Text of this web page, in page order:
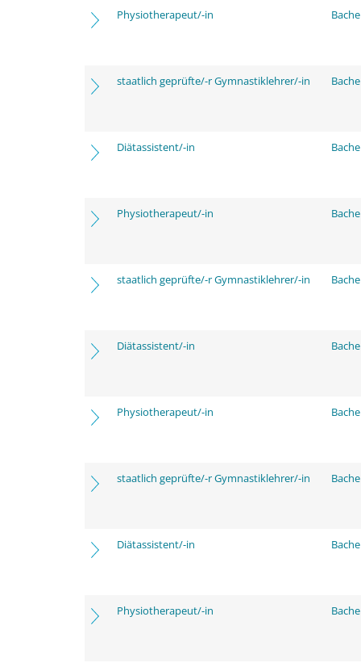
Physiotherapeut/-in
staatlich geprüfte/-r Gymnastiklehrer/-in
Diätassistent/-in
Physiotherapeut/-in
staatlich geprüfte/-r Gymnastiklehrer/-in
Diätassistent/-in
Physiotherapeut/-in
staatlich geprüfte/-r Gymnastiklehrer/-in
Diätassistent/-in
Physiotherapeut/-in